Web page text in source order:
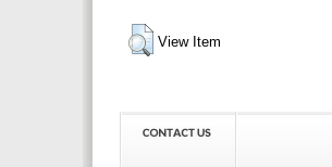
View Item